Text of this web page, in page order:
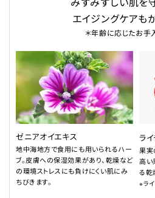
エイジングケアも
＊年齢に応じたお手
ゼニアオイエキス
地中海地方で食用にも用いられるハー
ブ。皮膚への保湿効果があり、乾燥など
の環境ストレスにも負けにくい肌にみ
ちびきます。
ラ
果実
高い
る乾
※ラ